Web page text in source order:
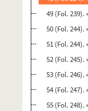
49 (Fol. 239).
50 (Fol. 244).
51 (Fol. 244).
52 (Fol. 245).
53 (Fol. 246).
54 (Fol. 247).
55 (Fol. 248).